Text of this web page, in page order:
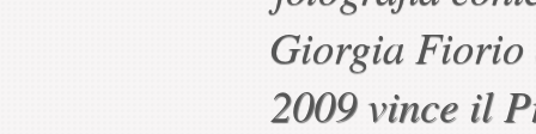
Giorgia Fiorio
2009 vince il